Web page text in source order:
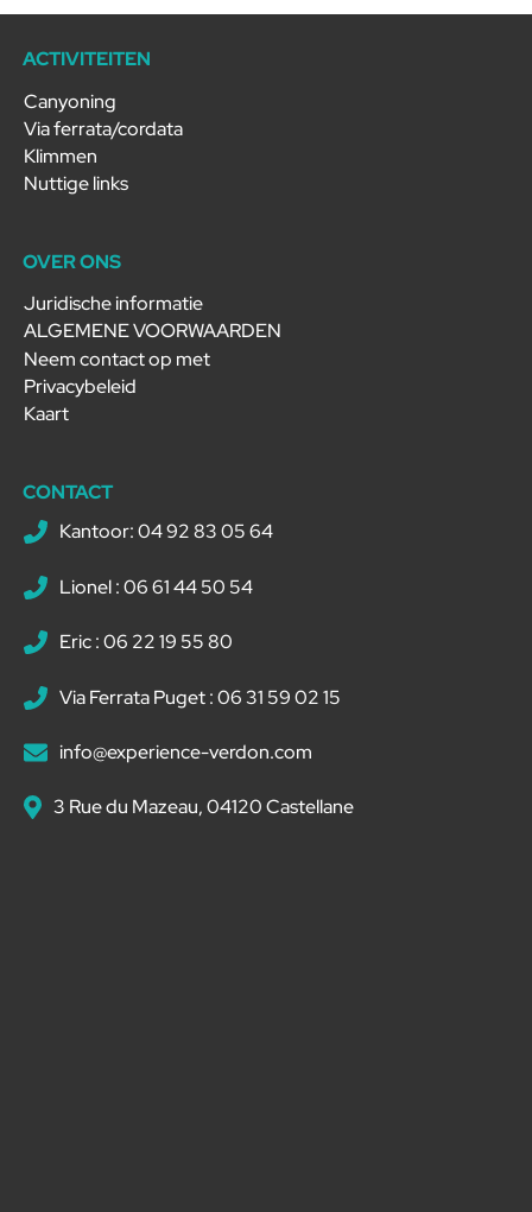
ACTIVITEITEN
Canyoning
Via ferrata/cordata
Klimmen
Nuttige links
OVER ONS
Juridische informatie
ALGEMENE VOORWAARDEN
Neem contact op met
Privacybeleid
Kaart
CONTACT
Kantoor: 04 92 83 05 64
Lionel : 06 61 44 50 54
Eric : 06 22 19 55 80
Via Ferrata Puget : 06 31 59 02 15
info@experience-verdon.com
3 Rue du Mazeau, 04120 Castellane